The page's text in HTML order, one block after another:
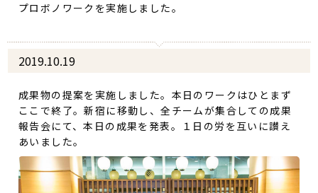
プロボノワークを実施しました。
2019.10.19
成果物の提案を実施しました。本日のワークはひとまず
ここで終了。新宿に移動し、全チームが集合しての成果
報告会にて、本日の成果を発表。１日の労を互いに讃え
あいました。